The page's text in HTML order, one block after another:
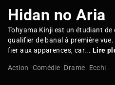
Hidan no Aria
Tohyama Kinji est un étudiant de
qualifier de banal à première
fier aux apparences, car... Lire
Action Comédie Drame Ecchi